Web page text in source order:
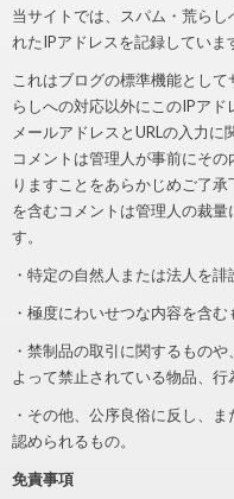
当サイトでは、スパム・荒ら
れたIPアドレスを記録していま
これはブログの標準機能とし
らしへの対応以外にこのIPアド
メールアドレスとURLの入力
コメントは管理人が事前にそ
りますことをあらかじめご了
を含むコメントは管理人の裁
す。
・特定の自然人または法人を誹
・極度にわいせつな内容を含む
・禁制品の取引に関するもの
よって禁止されている物品、行
・その他、公序良俗に反し、
認められるもの。
免責事項